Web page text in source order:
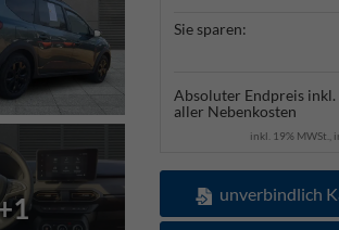
Sie sparen:
Absoluter Endpreis inkl.
aller Nebenkosten
inkl. 19% MWSt.,
unverbindlich